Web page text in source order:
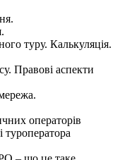
туру. Калькуляція.
Правові аспекти
операторів
туроператора